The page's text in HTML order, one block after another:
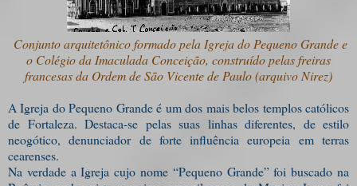
Conjunto arquitetônico formado pela Igreja do Pequeno Grande e
o Colégio da Imaculada Conceição, construído pelas freiras
francesas da Ordem de São Vicente de Paulo (arquivo Nirez)
A Igreja do Pequeno Grande é um dos mais belos templos católicos
de Fortaleza. Destaca-se pelas suas linhas diferentes, de estilo
neogótico, denunciador de forte influência europeia em terras
cearenses.
Na verdade a Igreja cujo nome “Pequeno Grande” foi buscado na